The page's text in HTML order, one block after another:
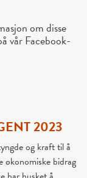
om disse
vår Facebook-
2023
og kraft til å
økonomiske bidrag